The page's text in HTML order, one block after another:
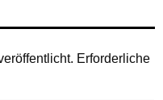
Erforderliche